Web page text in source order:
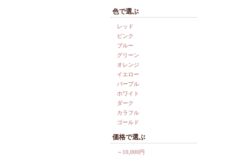
色で選ぶ
レッド
ピンク
ブルー
グリーン
オレンジ
イエロー
パープル
ホワイト
ダーク
カラフル
ゴールド
価格で選ぶ
～10,000円